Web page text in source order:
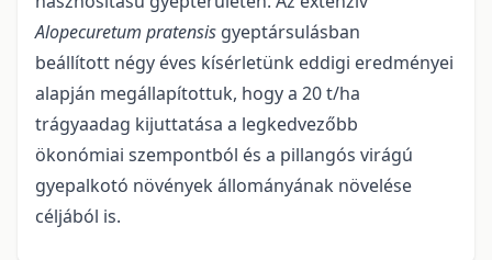
Alopecuretum pratensis gyeptársulásban
beállított négy éves kísérletünk eddigi eredményei
alapján megállapítottuk, hogy a 20 t/ha
trágyaadag kijuttatása a legkedvezőbb
ökonómiai szempontból és a pillangós virágú
gyepalkotó növények állományának növelése
céljából is.